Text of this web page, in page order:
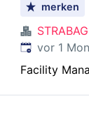
merken
STRABAG
vor 1
Facility